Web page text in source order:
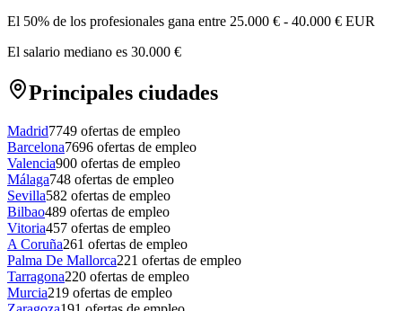
El 50% de los profesionales gana entre 25.000 € - 40.000 € EUR
El salario mediano es 30.000 €
Principales ciudades
Madrid7749 ofertas de empleo
Barcelona7696 ofertas de empleo
Valencia900 ofertas de empleo
Málaga748 ofertas de empleo
Sevilla582 ofertas de empleo
Bilbao489 ofertas de empleo
Vitoria457 ofertas de empleo
A Coruña261 ofertas de empleo
Palma De Mallorca221 ofertas de empleo
Tarragona220 ofertas de empleo
Murcia219 ofertas de empleo